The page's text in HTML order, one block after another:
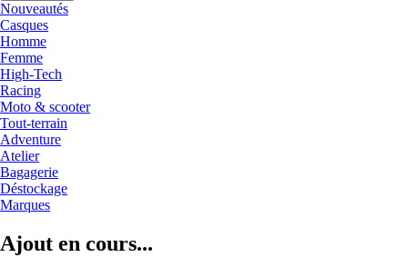
Nouveautés
Casques
Homme
Femme
High-Tech
Racing
Moto & scooter
Tout-terrain
Adventure
Atelier
Bagagerie
Déstockage
Marques
Ajout en cours...